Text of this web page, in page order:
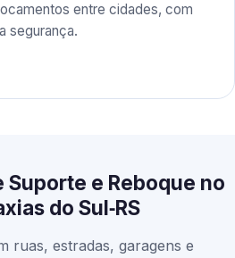
entre cidades, com
segurança.
Suporte e Reboque no
do Sul‑RS
ruas, estradas, garagens e